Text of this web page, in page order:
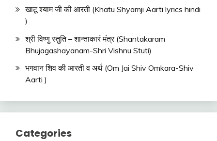
खाटू श्याम जी की आरती (Khatu Shyamji Aarti lyrics hindi
)
श्री विष्णु स्तुति – शान्ताकारं मंत्र (Shantakaram
Bhujagashayanam-Shri Vishnu Stuti)
भगवान शिव की आरती व अर्थ (Om Jai Shiv Omkara-Shiv
Aarti )
Categories